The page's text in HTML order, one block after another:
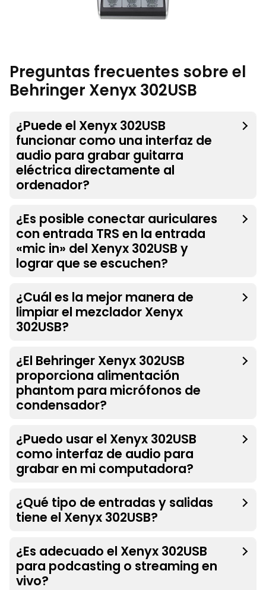
Preguntas frecuentes sobre el
Behringer Xenyx 302USB
¿Puede el Xenyx 302USB
funcionar como una interfaz de
audio para grabar guitarra
eléctrica directamente al
ordenador?
¿Es posible conectar auriculares
con entrada TRS en la entrada
«mic in» del Xenyx 302USB y
lograr que se escuchen?
¿Cuál es la mejor manera de
limpiar el mezclador Xenyx
302USB?
¿El Behringer Xenyx 302USB
proporciona alimentación
phantom para micrófonos de
condensador?
¿Puedo usar el Xenyx 302USB
como interfaz de audio para
grabar en mi computadora?
¿Qué tipo de entradas y salidas
tiene el Xenyx 302USB?
¿Es adecuado el Xenyx 302USB
para podcasting o streaming en
vivo?